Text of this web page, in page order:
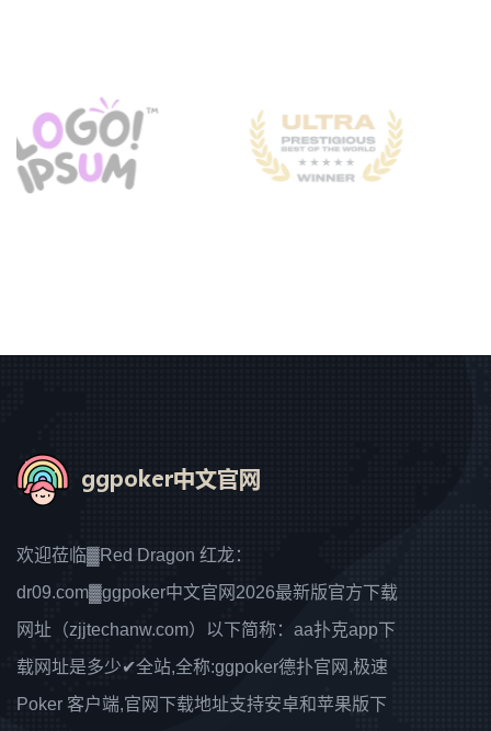
欢迎莅临▓Red Dragon 红龙：
dr09.com▓ggpoker中文官网2026最新版官方下载
网址（zjjtechanw.com）以下简称：aa扑克app下
载网址是多少✔全站,全称:ggpoker德扑官网,极速
Poker 客户端,官网下载地址支持安卓和苹果版下